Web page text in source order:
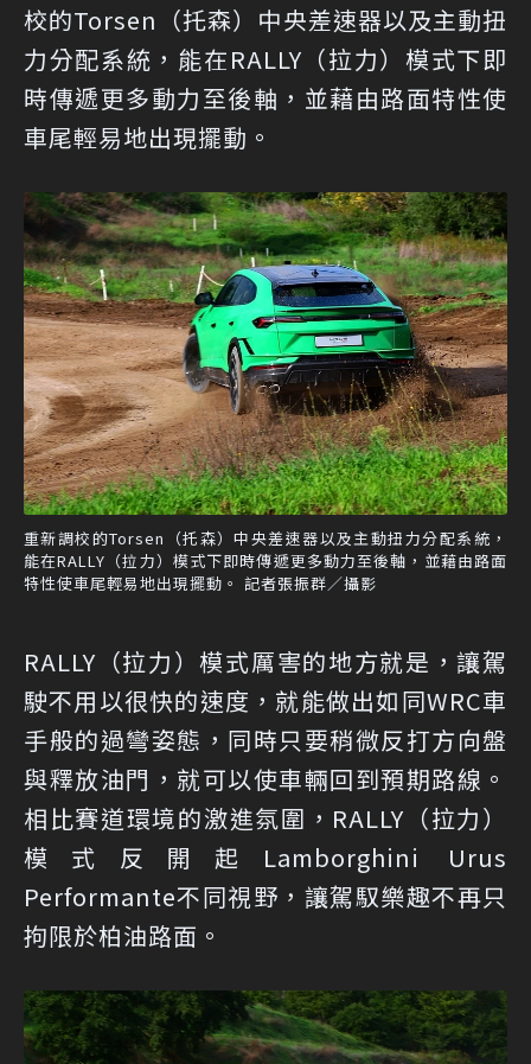
校的Torsen（托森）中央差速器以及主動扭
力分配系統，能在RALLY（拉力）模式下即
時傳遞更多動力至後軸，並藉由路面特性使
車尾輕易地出現擺動。
重新調校的Torsen（托森）中央差速器以及主動扭力分配系統，
能在RALLY（拉力）模式下即時傳遞更多動力至後軸，並藉由路面
特性使車尾輕易地出現擺動。 記者張振群／攝影
RALLY（拉力）模式厲害的地方就是，讓駕
駛不用以很快的速度，就能做出如同WRC車
手般的過彎姿態，同時只要稍微反打方向盤
與釋放油門，就可以使車輛回到預期路線。
相比賽道環境的激進氛圍，RALLY（拉力）
模式反開起Lamborghini Urus
Performante不同視野，讓駕馭樂趣不再只
拘限於柏油路面。